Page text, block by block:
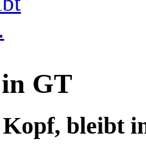
GT
Kopf, bleibt